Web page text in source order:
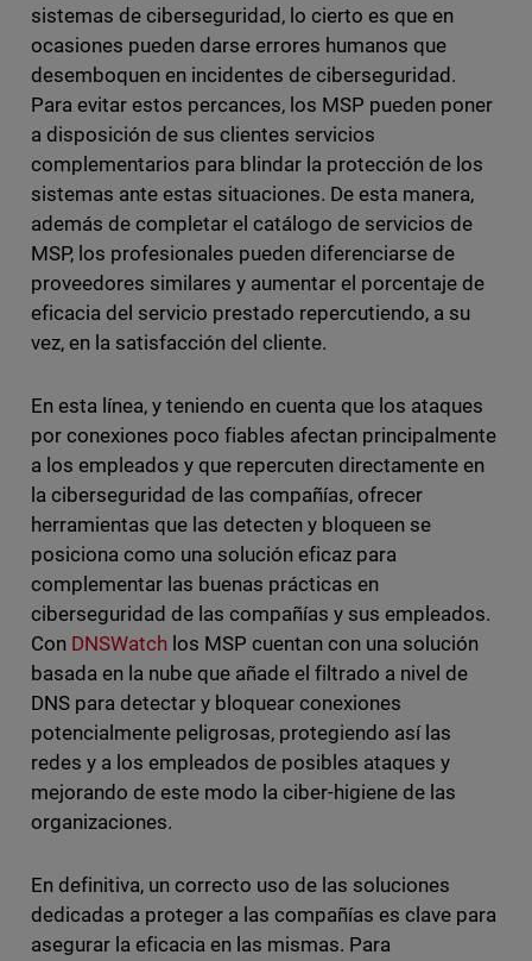
sistemas de ciberseguridad, lo cierto es que en
ocasiones pueden darse errores humanos que
desemboquen en incidentes de ciberseguridad.
Para evitar estos percances, los MSP pueden poner
a disposición de sus clientes servicios
complementarios para blindar la protección de los
sistemas ante estas situaciones. De esta manera,
además de completar el catálogo de servicios de
MSP, los profesionales pueden diferenciarse de
proveedores similares y aumentar el porcentaje de
eficacia del servicio prestado repercutiendo, a su
vez, en la satisfacción del cliente.
En esta línea, y teniendo en cuenta que los ataques
por conexiones poco fiables afectan principalmente
a los empleados y que repercuten directamente en
la ciberseguridad de las compañías, ofrecer
herramientas que las detecten y bloqueen se
posiciona como una solución eficaz para
complementar las buenas prácticas en
ciberseguridad de las compañías y sus empleados.
Con DNSWatchlos MSP cuentan con una solución
basada en la nube que añade el filtrado a nivel de
DNS para detectar y bloquear conexiones
potencialmente peligrosas, protegiendo así las
redes y a los empleados de posibles ataques y
mejorando de este modo la ciber-higiene de las
organizaciones.
En definitiva, un correcto uso de las soluciones
dedicadas a proteger a las compañías es clave para
asegurar la eficacia en las mismas. Para